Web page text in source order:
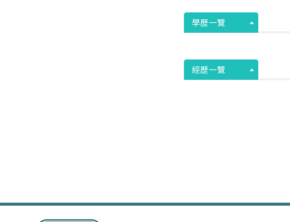
學歷一覽
經歷一覽